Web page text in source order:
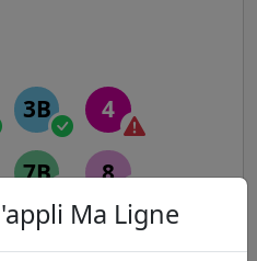
3B 4
7B 8
12
Ma Ligne